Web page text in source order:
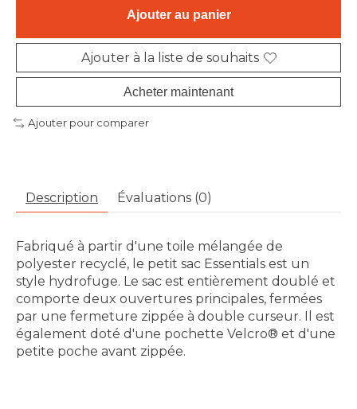
Ajouter au panier
Ajouter à la liste de souhaits
Acheter maintenant
Ajouter pour comparer
Description Évaluations (0)
Fabriqué à partir d'une toile mélangée de
polyester recyclé, le petit sac Essentials est un
style hydrofuge. Le sac est entièrement doublé et
comporte deux ouvertures principales, fermées
par une fermeture zippée à double curseur. Il est
également doté d'une pochette Velcro® et d'une
petite poche avant zippée.